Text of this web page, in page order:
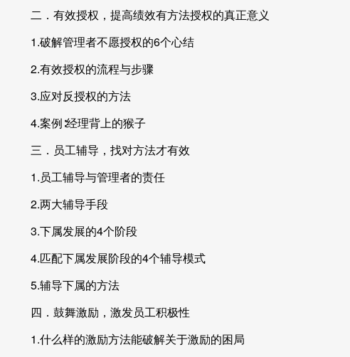
二．有效授权，提高绩效有方法授权的真正意义
1.破解管理者不愿授权的6个心结
2.有效授权的流程与步骤
3.应对反授权的方法
4.案例∶经理背上的猴子
三．员工辅导，找对方法才有效
1.员工辅导与管理者的责任
2.两大辅导手段
3.下属发展的4个阶段
4.匹配下属发展阶段的4个辅导模式
5.辅导下属的方法
四．鼓舞激励，激发员工积极性
1.什么样的激励方法能破解关于激励的困局